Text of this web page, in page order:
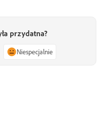
przydatna?
Niespecjalnie